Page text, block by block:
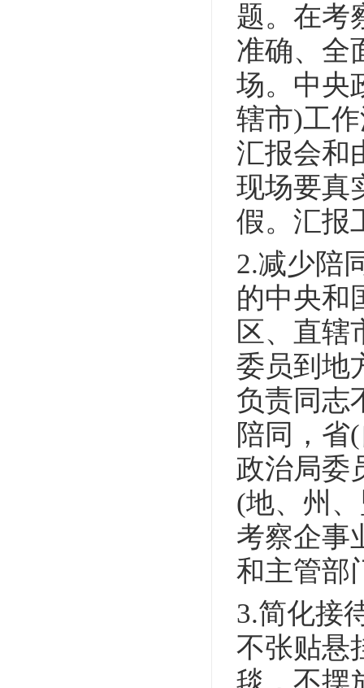
题。在考
准确、全
场。中央
辖市)工
汇报会和
现场要真
假。汇报
2.减少陪
的中央和
区、直辖
委员到地
负责同志
陪同，省
政治局委
(地、州
考察企事
和主管部
3.简化接
不张贴悬